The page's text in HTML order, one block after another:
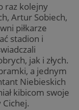
raz kolejny
Artur Sobiech,
piłkarze
stadion i
jak i złych.
a jednym
Niebieskich
kibicom swoje